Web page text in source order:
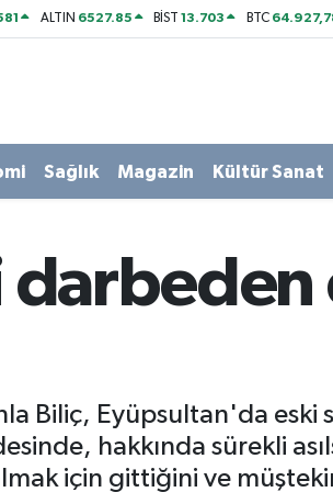
ALTIN 6527.85 BİST13.703 BTC
Sağlık Magazin Kültür Sanat
Biliç, Eyüpsultan'da eski
hakkında sürekli
için gittiğini ve